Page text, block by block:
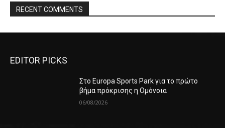
RECENT COMMENTS
EDITOR PICKS
Στο Europa Sports Park για το πρώτο
βήμα πρόκρισης η Ομόνοια
06/08/2026